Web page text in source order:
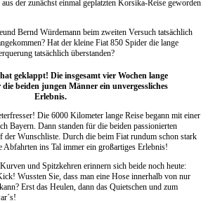
der zunächst einmal geplatzten Korsika-Reise geworden
Bernd Würdemann beim zweiten Versuch tatsächlich
Hat der kleine Fiat 850 Spider die lange
tatsächlich überstanden?
geklappt! Die insgesamt vier Wochen lange
beiden jungen Männer ein unvergessliches
Erlebnis.
Die 6000 Kilometer lange Reise begann mit einer
Bayern. Dann standen für die beiden passionierten
der Wunschliste. Durch die beim Fiat rundum schon stark
Abfahrten ins Tal immer ein großartiges Erlebnis!
und Spitzkehren erinnern sich beide noch heute:
Wussten Sie, dass man eine Hose innerhalb von nur
Erst das Heulen, dann das Quietschen und zum